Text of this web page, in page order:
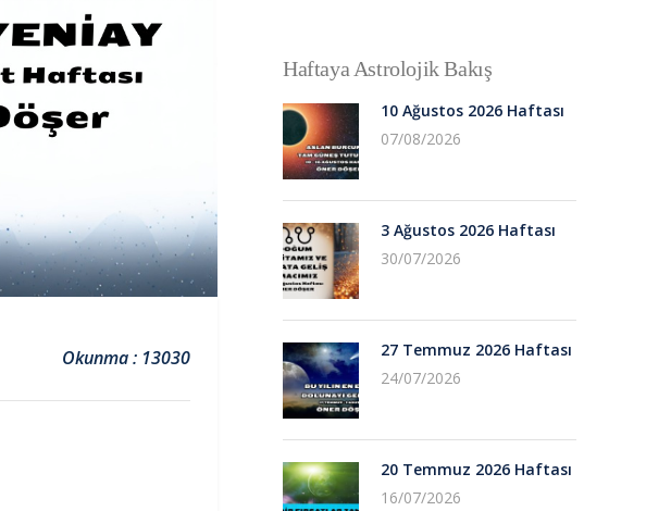
Okunma : 13030
Haftaya Astrolojik Bakış
10 Ağustos 2026 Haftası
07/08/2026
3 Ağustos 2026 Haftası
30/07/2026
27 Temmuz 2026 Haftası
24/07/2026
20 Temmuz 2026 Haftası
16/07/2026